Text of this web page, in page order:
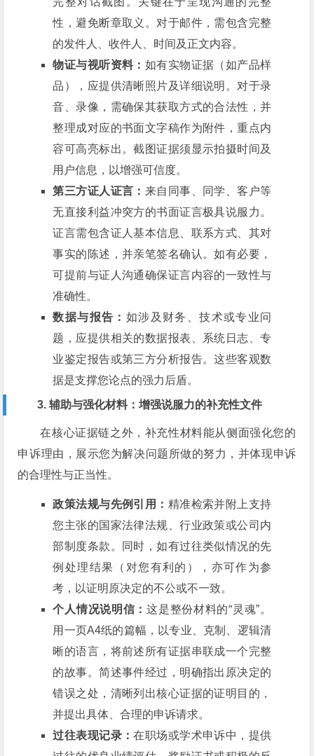
性，避免断章取义。对于邮件，需包含完整
的发件人、收件人、时间及正文内容。
物证与视听资料： 如有实物证据（如产品样
品），应提供清晰照片及详细说明。对于录
音、录像，需确保其获取方式的合法性，并
整理成对应的书面文字稿作为附件，重点内
容可高亮标出。截图证据须显示拍摄时间及
用户信息，以增强可信度。
第三方证人证言： 来自同事、同学、客户等
无直接利益冲突方的书面证言极具说服力。
证言需包含证人基本信息、联系方式、其对
事实的陈述，并亲笔签名确认。如有必要，
可提前与证人沟通确保证言内容的一致性与
准确性。
数据与报告： 如涉及财务、技术或专业问
题，应提供相关的数据报表、系统日志、专
业鉴定报告或第三方分析报告。这些客观数
据是支撑您论点的强力后盾。
3. 辅助与强化材料：增强说服力的补充性文件
在核心证据链之外，补充性材料能从侧面强化您的
申诉理由，展示您为解决问题所做的努力，并体现申诉
的合理性与正当性。
政策法规与先例引用： 精准检索并附上支持
您主张的国家法律法规、行业政策或公司内
部制度条款。同时，如有过往类似情况的先
例处理结果（对您有利的），亦可作为参
考，以证明原决定的不公或不一致。
个人情况说明信：这是整份材料的“灵魂”。
用一页A4纸的篇幅，以专业、克制、逻辑清
晰的语言，将前述所有证据串联成一个完整
的故事。简述事件经过，明确指出原决定的
错误之处，清晰列出核心证据的证明目的，
并提出具体、合理的申诉请求。
过往表现记录：在职场或学术申诉中，提供